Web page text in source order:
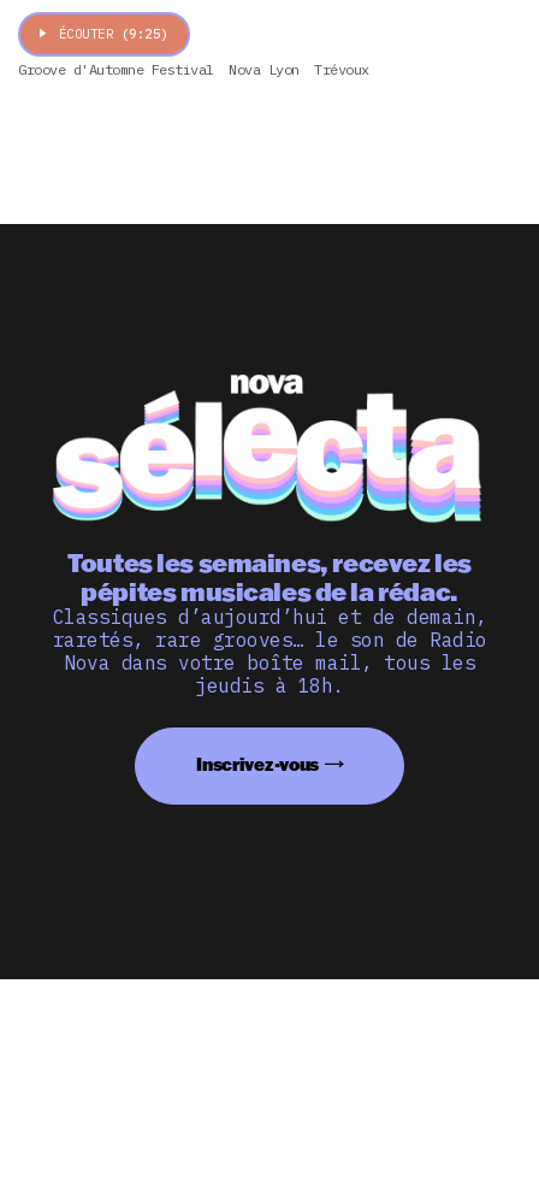
ÉCOUTER (9:25)
Groove d'Automne Festival Nova Lyon Trévoux
Toutes les semaines, recevez les
pépites musicales de la rédac.
Classiques d’aujourd’hui et de demain,
raretés, rare grooves… le son de Radio
Nova dans votre boîte mail, tous les
jeudis à 18h.
Inscrivez-vous